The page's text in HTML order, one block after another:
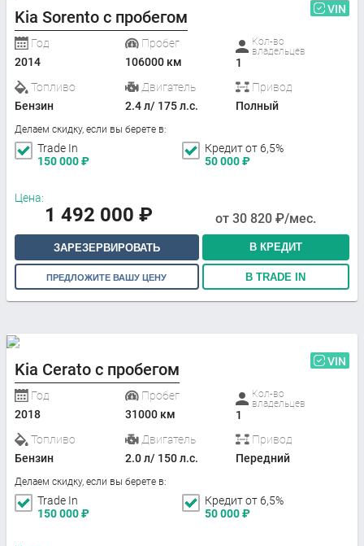
Kia Sorento с пробегом VIN
Год
2014
Пробег
106000 км
Кол-во
владельцев
1
Топливо
Бензин
Двигатель
2.4 л/ 175 л.с.
Привод
Полный
Делаем скидку, если вы берете в:
Trade In
150 000₽
Кредит от 6,5%
50 000₽
Цена:
1 492 000 ₽ от 30 820 ₽/мес.
ЗАРЕЗЕРВИРОВАТЬ В КРЕДИТ
ПРЕДЛОЖИТЕ ВАШУ ЦЕНУ В TRADE IN
Kia Cerato с пробегом VIN
Год
2018
Пробег
31000 км
Кол-во
владельцев
1
Топливо
Бензин
Двигатель
2.0 л/ 150 л.с.
Привод
Передний
Делаем скидку, если вы берете в:
Trade In
150 000₽
Кредит от 6,5%
50 000₽